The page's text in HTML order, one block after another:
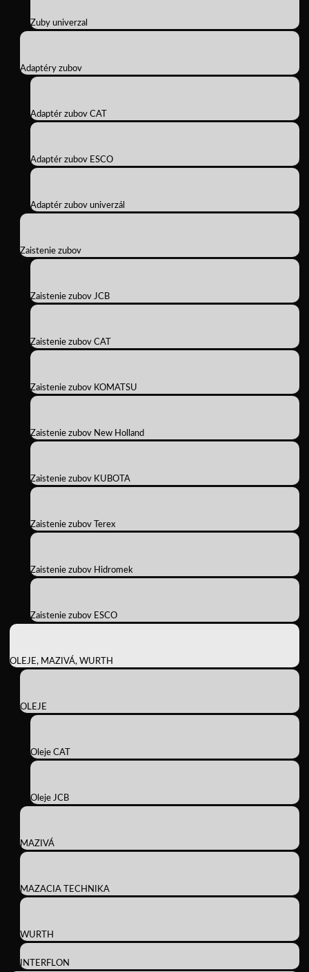
Zuby univerzal
Adaptéry zubov
Adaptér zubov CAT
Adaptér zubov ESCO
Adaptér zubov univerzál
Zaistenie zubov
Zaistenie zubov JCB
Zaistenie zubov CAT
Zaistenie zubov KOMATSU
Zaistenie zubov New Holland
Zaistenie zubov KUBOTA
Zaistenie zubov Terex
Zaistenie zubov Hidromek
Zaistenie zubov ESCO
OLEJE, MAZIVÁ, WURTH
OLEJE
Oleje CAT
Oleje JCB
MAZIVÁ
MAZACIA TECHNIKA
WURTH
INTERFLON